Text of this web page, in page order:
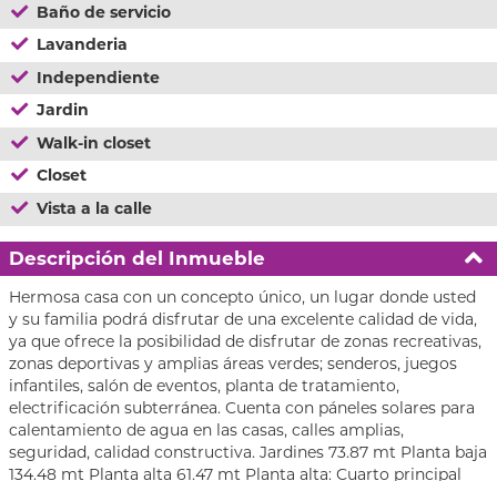
Baño de servicio
Lavanderia
Independiente
Jardin
Walk-in closet
Closet
Vista a la calle
Descripción del Inmueble
Hermosa casa con un concepto único, un lugar donde usted
y su familia podrá disfrutar de una excelente calidad de vida,
ya que ofrece la posibilidad de disfrutar de zonas recreativas,
zonas deportivas y amplias áreas verdes; senderos, juegos
infantiles, salón de eventos, planta de tratamiento,
electrificación subterránea. Cuenta con páneles solares para
calentamiento de agua en las casas, calles amplias,
seguridad, calidad constructiva. Jardines 73.87 mt Planta baja
134.48 mt Planta alta 61.47 mt Planta alta: Cuarto principal